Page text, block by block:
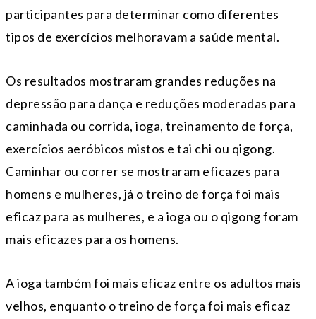
participantes para determinar como diferentes
tipos de exercícios melhoravam a saúde mental.
Os resultados mostraram grandes reduções na
depressão para dança e reduções moderadas para
caminhada ou corrida, ioga, treinamento de força,
exercícios aeróbicos mistos e tai chi ou qigong.
Caminhar ou correr se mostraram eficazes para
homens e mulheres, já o treino de força foi mais
eficaz para as mulheres, e a ioga ou o qigong foram
mais eficazes para os homens.
A ioga também foi mais eficaz entre os adultos mais
velhos, enquanto o treino de força foi mais eficaz